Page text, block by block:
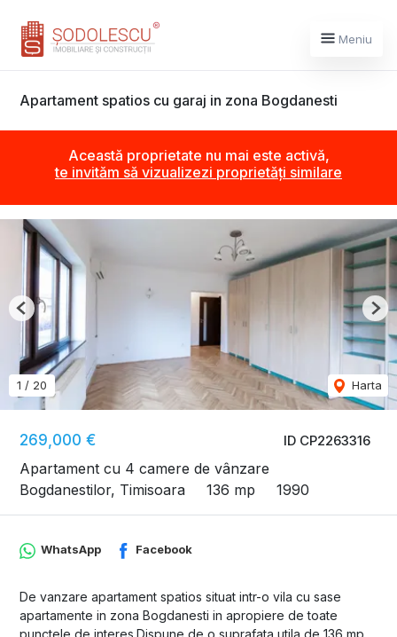
Meniu
Apartament spatios cu garaj in zona Bogdanesti
Această proprietate nu mai este activă,
te invităm să vizualizezi proprietăți similare
ID CP2263316
269,000 €
Apartament cu 4 camere de vânzare
Bogdanestilor, Timisoara
136 mp 1990
1 / 20 Harta
Previous
WhatsApp Facebook
De vanzare apartament spatios situat intr-o vila cu sase
apartamente in zona Bogdanesti in apropiere de toate
punctele de interes.Dispune de o suprafata utila de 136 mp